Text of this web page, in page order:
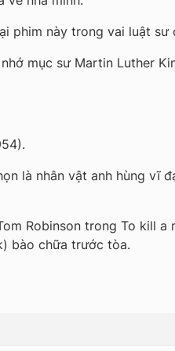
phim này trong vai luật sư
mục sư Martin Luther
là nhân vật anh hùng vĩ
Robinson trong To kill a
bào chữa trước tòa.